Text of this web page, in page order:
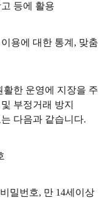
등에 활용
용에 대한 통계, 맞춤
한 운영에 지장을 주
부정거래 방지
다음과 같습니다.
밀번호, 만 14세이상